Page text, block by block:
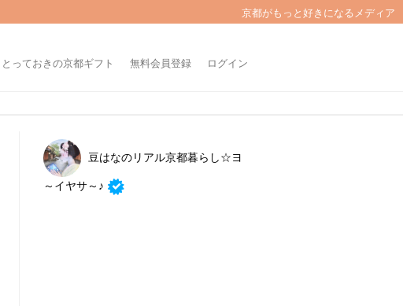
京都がもっと好きになるメディア
とっておきの京都ギフト 無料会員登録 ログイン
豆はなのリアル京都暮らし☆ヨ
～イヤサ～♪